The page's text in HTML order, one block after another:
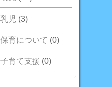
乳児 (3)
保育について (0)
子育て支援 (0)